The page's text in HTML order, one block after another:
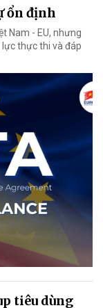
ổn định
Nam - EU, nhưng
lực thực thi và đáp
tiêu dùng